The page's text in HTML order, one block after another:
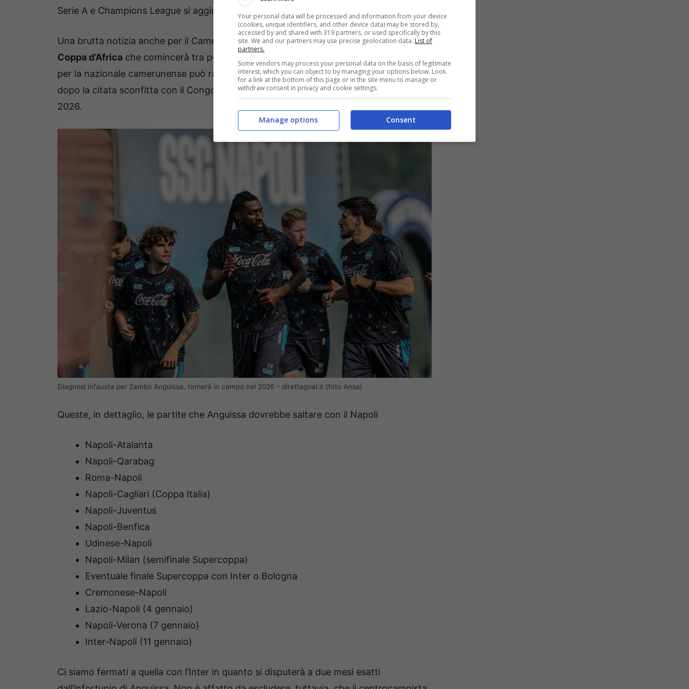
Serie A e Champions League si aggiungeranno Supercoppa Italiana e Coppa Italia.
Una brutta notizia anche per il Camerun che non potrà contare sul suo capitano perla
Coppa d’Africa che comincerà tra poco più di un mese in Marocco. Competizioni che
per la nazionale camerunense può rappresentare l’occasione di un possibile riscatto
dopo la citata sconfitta con il Congo che è costata la mancata qualificazione ai Mondiali
2026.
Diagnosi infausta per Zambo Anguissa, tornerà in campo nel 2026 – direttagoal.it (foto Ansa)
Queste, in dettaglio, le partite che Anguissa dovrebbe saltare con il Napoli
Napoli-Atalanta
Napoli-Qarabag
Roma-Napoli
Napoli-Cagliari (Coppa Italia)
Napoli-Juventus
Napoli-Benfica
Udinese-Napoli
Napoli-Milan (semifinale Supercoppa)
Eventuale finale Supercoppa con Inter o Bologna
Cremonese-Napoli
Lazio-Napoli (4 gennaio)
Napoli-Verona (7 gennaio)
Inter-Napoli (11 gennaio)
Ci siamo fermati a quella con l’Inter in quanto si disputerà a due mesi esatti
Your personal data will be processed and information from your device
(cookies, unique identifiers, and other device data) may be stored by,
accessed by and shared with 319 partners, or used specifically by this
site. We and our partners may use precise geolocation data. List of
partners.
Some vendors may process your personal data on the basis of legitimate
interest, which you can object to by managing your options below. Look
for a link at the bottom of this page or in the site menu to manage or
withdraw consent in privacy and cookie settings.
Consent
Manage options